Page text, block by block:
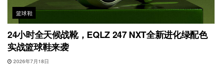
篮球鞋
24小时全天候战靴，EQLZ 247 NXT全新进化绿配色
实战篮球鞋来袭
2026年7月18日